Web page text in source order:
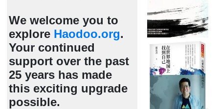
We welcome you to
explore Haodoo.org.
Your continued
support over the past
25 years has made
this exciting upgrade
possible.